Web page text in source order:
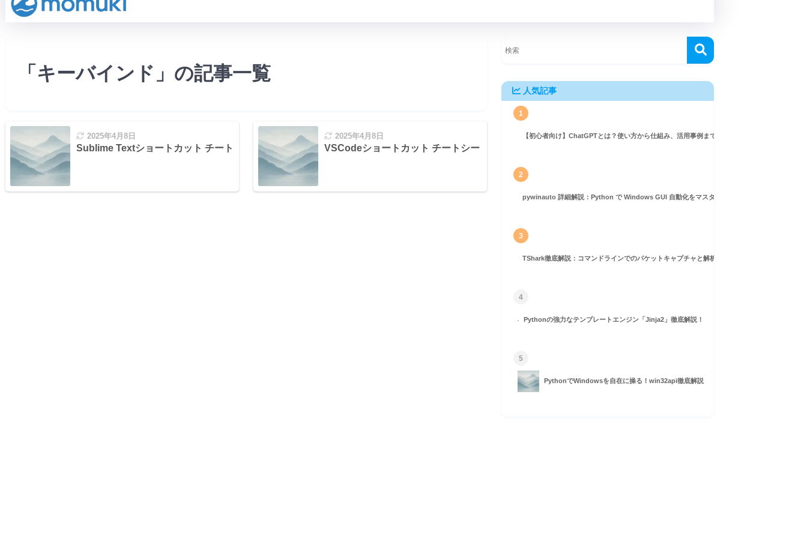
「キーバインド」の記事一覧
2025年4月8日
Sublime Textショートカット チートシート
2025年4月8日
VSCodeショートカット チートシート
人気記事
1
【初心者向け】ChatGPTとは？使い方から仕組み、活用事例まで徹底解説
2
pywinauto 詳細解説：Python で Windows GUI 自動化をマスターしよう！
3
TShark徹底解説：コマンドラインでのパケットキャプチャと解析ガイド
4
Pythonの強力なテンプレートエンジン「Jinja2」徹底解説！
5
PythonでWindowsを自在に操る！win32api徹底解説